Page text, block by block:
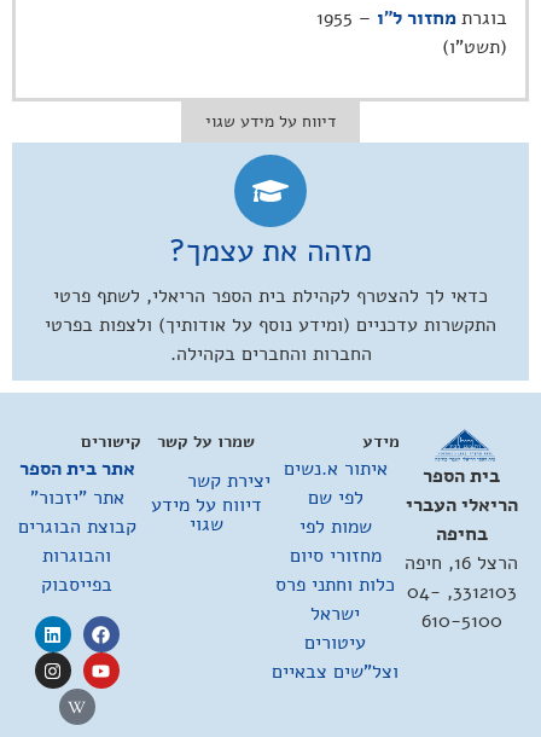
בוגרתמחזור ל"ו
– 1955
(תשט"ו)
דיווח על מידע שגוי
מזהה את עצמך?
כדאי לך להצטרף לקהילת בית הספר הריאלי, לשתף פרטי
התקשרות עדכניים (ומידע נוסף על אודותיך) ולצפות בפרטי
החברות והחברים בקהילה.
בית הספר
הריאלי העברי
בחיפה
הרצל 16, חיפה
3312103, 04-
610-5100
מידע
איתור א.נשים
לפי שם
שמות לפי
מחזורי סיום
כלות וחתני פרס
ישראל
עיטורים
וצל"שים צבאיים
קישורים
אתר בית הספר
אתר "יזכור"
קבוצת הבוגרים
והבוגרות
בפייסבוק
שמרו על קשר
יצירת קשר
דיווח על מידע
שגוי